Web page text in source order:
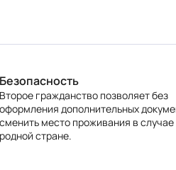
Безопасность
Второе гражданство позволяет без
оформления дополнительных
сменить место проживания в случае
родной стране.